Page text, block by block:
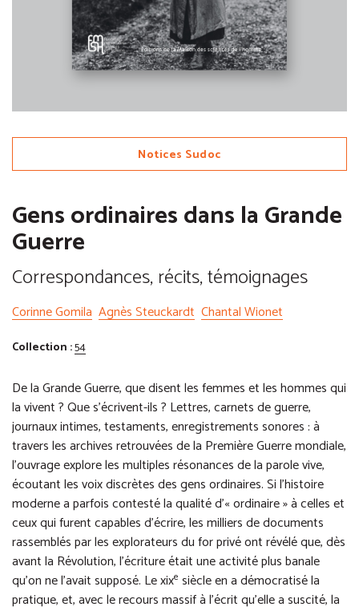
Notices Sudoc
Gens ordinaires dans la Grande
Guerre
Correspondances, récits, témoignages
Corinne Gomila Agnès Steuckardt Chantal Wionet
Collection :54
De la Grande Guerre, que disent les femmes et les hommes qui
la vivent ? Que s’écrivent-ils ? Lettres, carnets de guerre,
journaux intimes, testaments, enregistrements sonores : à
travers les archives retrouvées de la Première Guerre mondiale,
l’ouvrage explore les multiples résonances de la parole vive,
écoutant les voix discrètes des gens ordinaires. Si l’histoire
moderne a parfois contesté la qualité d’« ordinaire » à celles et
ceux qui furent capables d’écrire, les milliers de documents
rassemblés par les explorateurs du for privé ont révélé que, dès
avant la Révolution, l’écriture était une activité plus banale
qu’on ne l’avait supposé. Le xixe siècle en a démocratisé la
pratique, et, avec le recours massif à l’écrit qu’elle a suscité, la